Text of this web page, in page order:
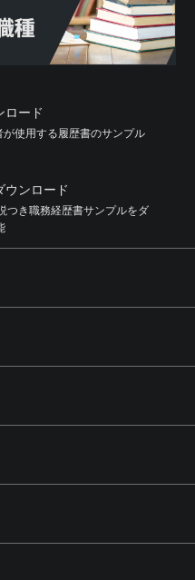
ロード
が使用する履歴書のサンプル
ウンロード
つき職務経歴書サンプルをダ